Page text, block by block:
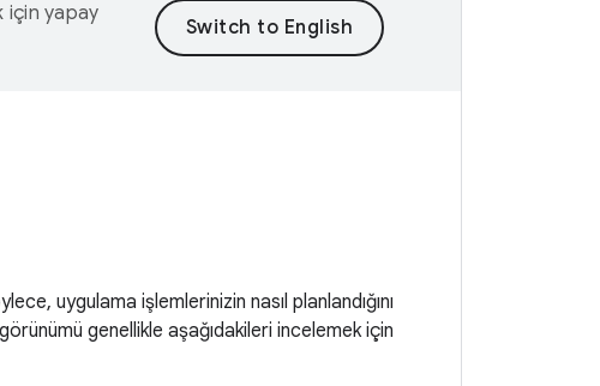
için yapay
uygulama işlemlerinizin nasıl planlandığını
genellikle aşağıdakileri incelemek için